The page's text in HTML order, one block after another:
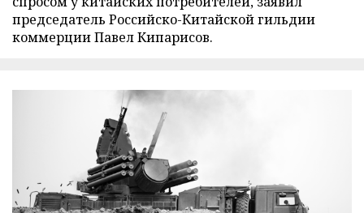
председатель Российско-Китайской гильдии
коммерции Павел Кипарисов.